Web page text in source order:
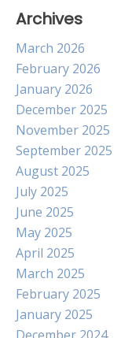
Archives
March 2026
February 2026
January 2026
December 2025
November 2025
September 2025
August 2025
July 2025
June 2025
May 2025
April 2025
March 2025
February 2025
January 2025